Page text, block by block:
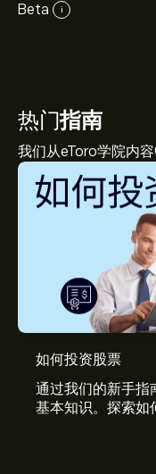
Beta i
热门指南
我们从eToro学院内
如何投资股票
通过我们的新手指
基本知识。探索如